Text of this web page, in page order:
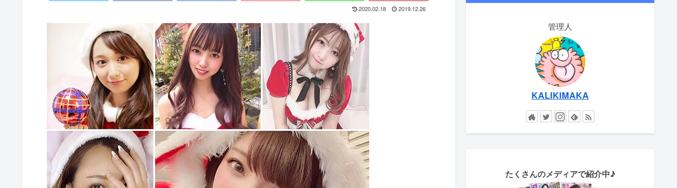
2020.02.18 2019.12.26
管理人
KALIKIMAKA
たくさんのメディアで紹介中♪